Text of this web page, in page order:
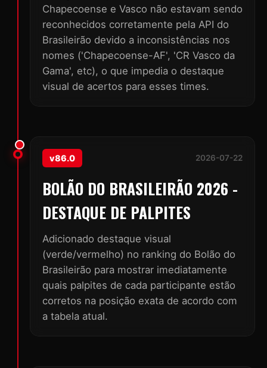
Chapecoense e Vasco não estavam sendo
reconhecidos corretamente pela API do
Brasileirão devido a inconsistências nos
nomes ('Chapecoense-AF', 'CR Vasco da
Gama', etc), o que impedia o destaque
visual de acertos para esses times.
v86.0 2026-07-22
BOLÃO DO BRASILEIRÃO 2026 -
DESTAQUE DE PALPITES
Adicionado destaque visual
(verde/vermelho) no ranking do Bolão do
Brasileirão para mostrar imediatamente
quais palpites de cada participante estão
corretos na posição exata de acordo com
a tabela atual.